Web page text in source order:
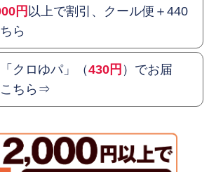
円以上で割引、クール便＋440
ら
クロゆパ」（430円 ）でお届
こちら⇒